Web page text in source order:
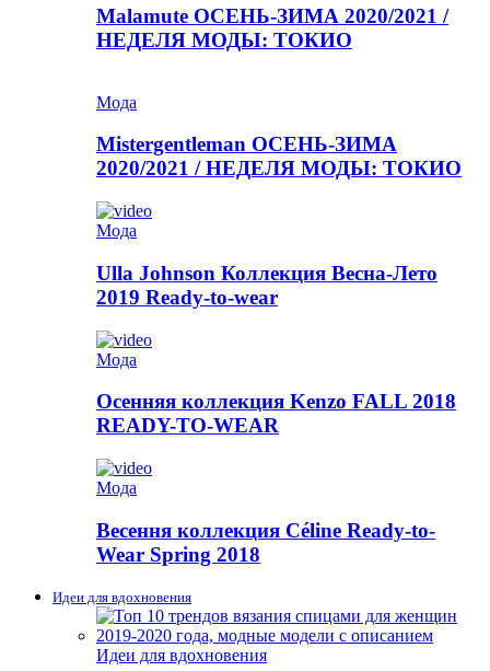
Malamute ОСЕНЬ-ЗИМА 2020/2021 /
НЕДЕЛЯ МОДЫ: ТОКИО
Мода
Mistergentleman ОСЕНЬ-ЗИМА
2020/2021 / НЕДЕЛЯ МОДЫ: ТОКИО
Мода
Ulla Johnson Коллекция Весна-Лето
2019 Ready-to-wear
Мода
Осенняя коллекция Kenzo FALL 2018
READY-TO-WEAR
Мода
Весення коллекция Céline Ready-to-
Wear Spring 2018
Идеи для вдохновения
Идеи для вдохновения